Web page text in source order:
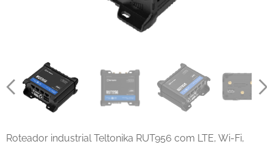
Roteador industrial Teltonika RUT956 com LTE, Wi-Fi,